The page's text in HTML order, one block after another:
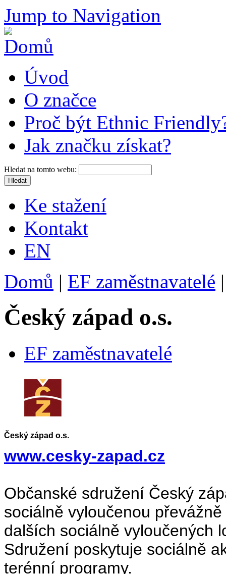
Jump to Navigation
Úvod
O značce
Proč být Ethnic
Jak značku získat?
Hledat na tomto webu:
Ke stažení
Kontakt
EN
Domů | EF zaměstnavatelé
Český západ o.s.
EF zaměstnavatelé
Český západ o.s.
www.cesky-zapad.cz
Občanské sdružení Český
sociálně vyloučenou
dalších sociálně vyloučených
Sdružení poskytuje sociálně
terénní programy.